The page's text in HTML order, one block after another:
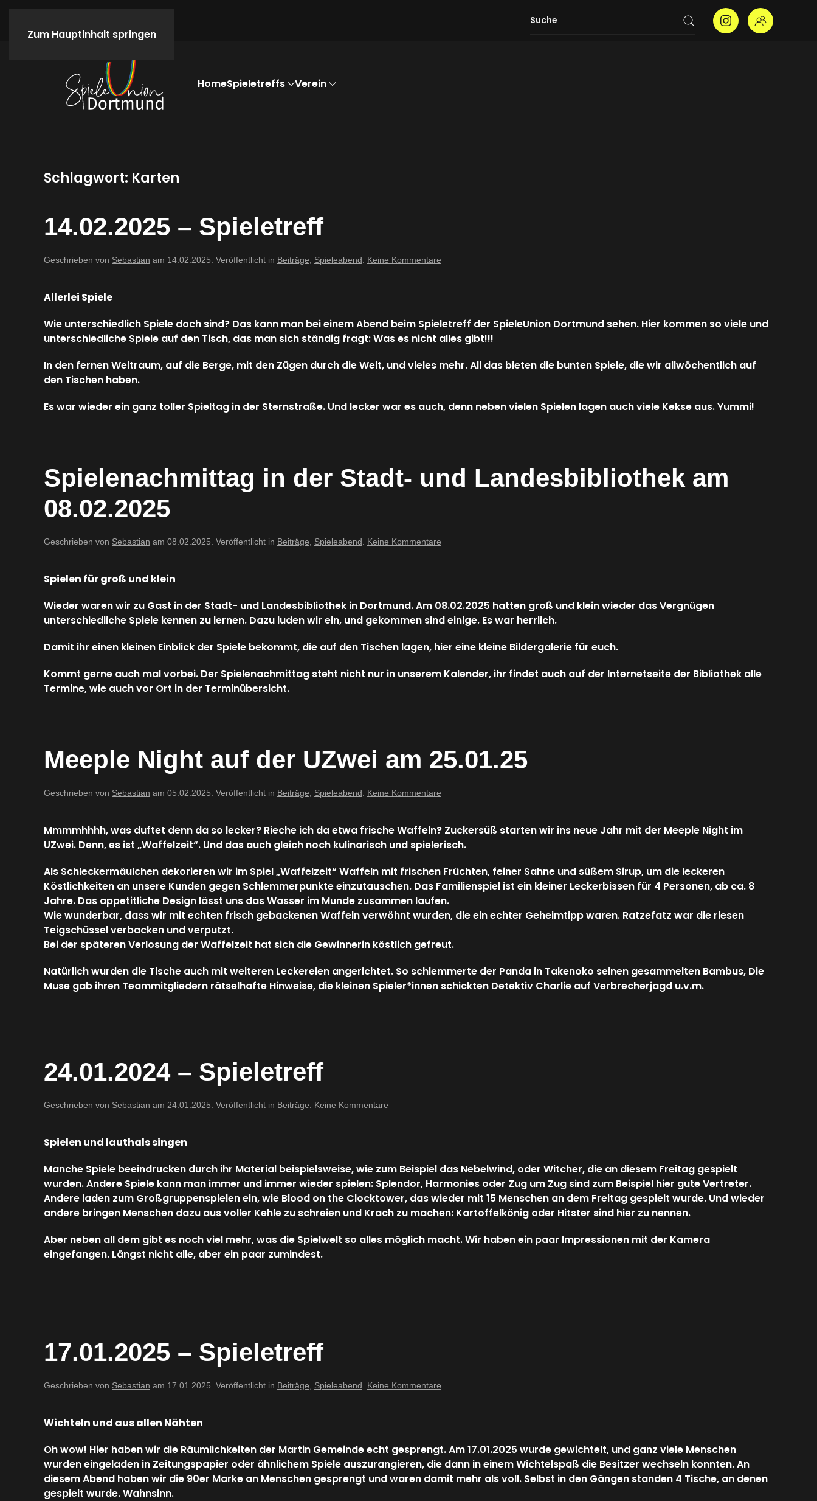
Zum Hauptinhalt springen
HomeSpieletreffs Verein
Schlagwort: Karten
14.02.2025 – Spieletreff
Geschrieben von Sebastian am 14.02.2025 . Veröffentlicht in Beiträge Spieleabend Keine Kommentare
Allerlei Spiele
Wie unterschiedlich Spiele doch sind? Das kann man bei einem Abend beim Spieletreff der SpieleUnion Dortmund sehen. Hier kommen so viele und
unterschiedliche Spiele auf den Tisch, das man sich ständig fragt: Was es nicht alles gibt!!!
In den fernen Weltraum, auf die Berge, mit den Zügen durch die Welt, und vieles mehr. All das bieten die bunten Spiele, die wir allwöchentlich auf
den Tischen haben.
Es war wieder ein ganz toller Spieltag in der Sternstraße. Und lecker war es auch, denn neben vielen Spielen lagen auch viele Kekse aus. Yummi!
Spielenachmittag in der Stadt- und Landesbibliothek am
08.02.2025
Geschrieben von Sebastian am 08.02.2025 . Veröffentlicht in Beiträge Spieleabend Keine Kommentare
Landesbibliothek
am
Spielen für groß und klein
Wieder waren wir zu Gast in der Stadt- und Landesbibliothek in Dortmund. Am 08.02.2025 hatten groß und klein wieder das Vergnügen
unterschiedliche Spiele kennen zu lernen. Dazu luden wir ein, und gekommen sind einige. Es war herrlich.
Damit ihr einen kleinen Einblick der Spiele bekommt, die auf den Tischen lagen, hier eine kleine Bildergalerie für euch.
Kommt gerne auch mal vorbei. Der Spielenachmittag steht nicht nur in unserem Kalender, ihr findet auch auf der Internetseite der Bibliothek alle
Termine, wie auch vor Ort in der Terminübersicht.
Meeple Night auf der UZwei am 25.01.25
Geschrieben von Sebastian am 05.02.2025 . Veröffentlicht in Beiträge Spieleabend Keine Kommentare
auf
der
UZwei
25.01.25
Mmmmhhhh, was duftet denn da so lecker? Rieche ich da etwa frische Waffeln? Zuckersüß starten wir ins neue Jahr mit der Meeple Night im
UZwei. Denn, es ist „Waffelzeit“. Und das auch gleich noch kulinarisch und spielerisch.
Als Schleckermäulchen dekorieren wir im Spiel „Waffelzeit“ Waffeln mit frischen Früchten, feiner Sahne und süßem Sirup, um die leckeren
Köstlichkeiten an unsere Kunden gegen Schlemmerpunkte einzutauschen. Das Familienspiel ist ein kleiner Leckerbissen für 4 Personen, ab ca. 8
Jahre. Das appetitliche Design lässt uns das Wasser im Munde zusammen laufen.
Wie wunderbar, dass wir mit echten frisch gebackenen Waffeln verwöhnt wurden, die ein echter Geheimtipp waren. Ratzefatz war die riesen
Teigschüssel verbacken und verputzt.
Bei der späteren Verlosung der Waffelzeit hat sich die Gewinnerin köstlich gefreut.
Natürlich wurden die Tische auch mit weiteren Leckereien angerichtet. So schlemmerte der Panda in Takenoko seinen gesammelten Bambus, Die
Muse gab ihren Teammitgliedern rätselhafte Hinweise, die kleinen Spieler*innen schickten Detektiv Charlie auf Verbrecherjagd u.v.m.
24.01.2024 – Spieletreff
Geschrieben von Sebastian am 24.01.2025 . Veröffentlicht in Beiträge Keine Kommentare
Spielen und lauthals singen
Manche Spiele beeindrucken durch ihr Material beispielsweise, wie zum Beispiel das Nebelwind, oder Witcher, die an diesem Freitag gespielt
wurden. Andere Spiele kann man immer und immer wieder spielen: Splendor, Harmonies oder Zug um Zug sind zum Beispiel hier gute Vertreter.
Andere laden zum Großgruppenspielen ein, wie Blood on the Clocktower, das wieder mit 15 Menschen an dem Freitag gespielt wurde. Und wieder
andere bringen Menschen dazu aus voller Kehle zu schreien und Krach zu machen: Kartoffelkönig oder Hitster sind hier zu nennen.
Aber neben all dem gibt es noch viel mehr, was die Spielwelt so alles möglich macht. Wir haben ein paar Impressionen mit der Kamera
eingefangen. Längst nicht alle, aber ein paar zumindest.
17.01.2025 – Spieletreff
Geschrieben von Sebastian am 17.01.2025 . Veröffentlicht in Beiträge Spieleabend Keine Kommentare
Wichteln und aus allen Nähten
Oh wow! Hier haben wir die Räumlichkeiten der Martin Gemeinde echt gesprengt. Am 17.01.2025 wurde gewichtelt, und ganz viele Menschen
wurden eingeladen in Zeitungspapier oder ähnlichem Spiele auszurangieren, die dann in einem Wichtelspaß die Besitzer wechseln konnten. An
diesem Abend haben wir die 90er Marke an Menschen gesprengt und waren damit mehr als voll. Selbst in den Gängen standen 4 Tische, an denen
gespielt wurde. Wahnsinn.